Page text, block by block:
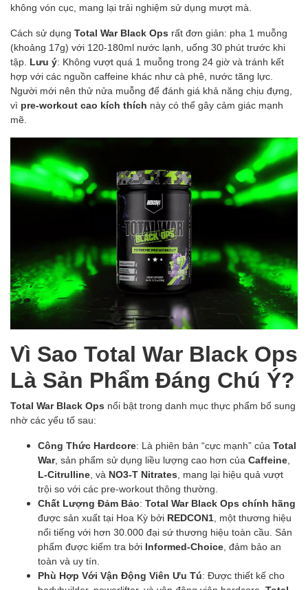
không vón cục, mang lại trải nghiệm sử dụng mượt mà.
Cách sử dụng Total War Black Ops rất đơn giản: pha 1 muỗng
(khoảng 17g) với 120-180ml nước lạnh, uống 30 phút trước khi
tập. Lưu ý: Không vượt quá 1 muỗng trong 24 giờ và tránh kết
hợp với các nguồn caffeine khác như cà phê, nước tăng lực.
Người mới nên thử nửa muỗng để đánh giá khả năng chịu đựng,
vì pre-workout cao kích thích này có thể gây cảm giác mạnh
mẽ.
Vì Sao Total War Black Ops
Là Sản Phẩm Đáng Chú Ý?
Total War Black Ops nổi bật trong danh mục thực phẩm bổ sung
nhờ các yếu tố sau:
Công Thức Hardcore: Là phiên bản “cực mạnh” của Total
War, sản phẩm sử dụng liều lượng cao hơn của Caffeine
L-Citrulline , và NO3-T Nitrates , mang lại hiệu quả vượt
trội so với các pre-workout thông thường.
Chất Lượng Đảm Bảo: Total War Black Ops chính hãng
được sản xuất tại Hoa Kỳ bởi REDCON1 , một thương hiệu
nổi tiếng với hơn 30.000 đại sứ thương hiệu toàn cầu. Sản
phẩm được kiểm tra bởi Informed-Choice , đảm bảo an
toàn và uy tín.
Phù Hợp Với Vận Động Viên Ưu Tú: Được thiết kế cho